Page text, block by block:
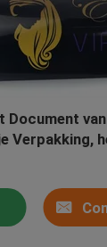
Document
Verpakking,
Vakje